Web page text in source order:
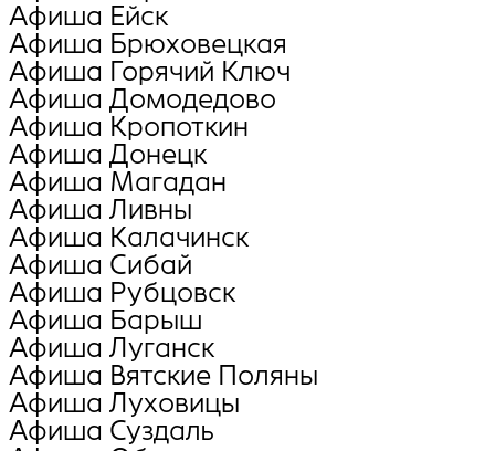
Афиша Ейск
Афиша Брюховецкая
Афиша Горячий Ключ
Афиша Домодедово
Афиша Кропоткин
Афиша Донецк
Афиша Магадан
Афиша Ливны
Афиша Калачинск
Афиша Сибай
Афиша Рубцовск
Афиша Барыш
Афиша Луганск
Афиша Вятские Поляны
Афиша Луховицы
Афиша Суздаль